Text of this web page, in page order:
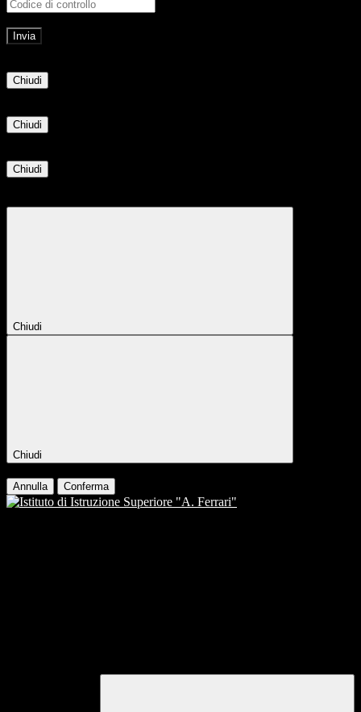
Chiudi
Chiudi
Chiudi
Chiudi
Chiudi
Annulla Conferma